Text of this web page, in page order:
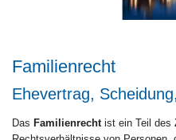
Familienrecht
Ehevertrag,
Das Familienrecht ist ein Teil des